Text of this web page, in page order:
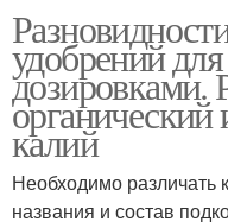
удобрений
дозировками.
калий
Необходимо различать
названия и состав